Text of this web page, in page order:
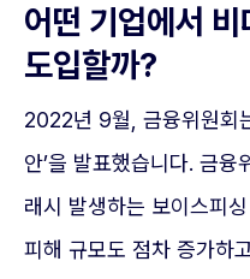
어떤 기업에서
도입할까?
2022년 9월, 금융위원회
안’을 발표했습니다. 금
래시 발생하는 보이스피
피해 규모도 점차 증가하